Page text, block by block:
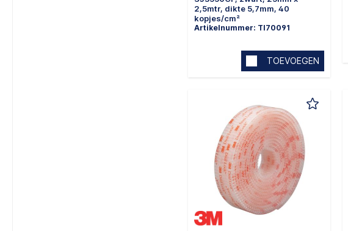
2,5mtr, dikte 5,7mm, 40
kopjes/cm²
Artikelnummer: TI70091
TOEVOEGEN